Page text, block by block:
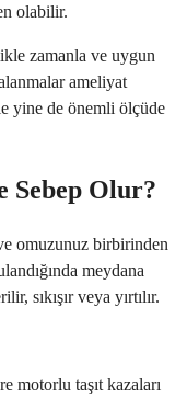
olabilir.
zamanla ve uygun
ameliyat
yine de önemli ölçüde
Sebep Olur?
omuzunuz birbirinden
meydana
sıkışır veya yırtılır.
motorlu taşıt kazaları